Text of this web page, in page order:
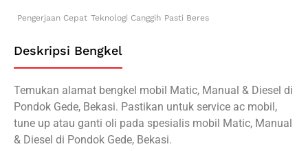
Pengerjaan Cepat Teknologi Canggih Pasti Beres
Deskripsi Bengkel
Temukan alamat bengkel mobil Matic, Manual & Diesel di
Pondok Gede, Bekasi. Pastikan untuk service ac mobil,
tune up atau ganti oli pada spesialis mobil Matic, Manual
& Diesel di Pondok Gede, Bekasi.